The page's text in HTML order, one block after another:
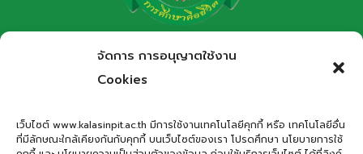
จัดการ การอนุญาตใช้งาน
Cookies
เว็บไซต์ www.kalasinpit.ac.th มีการใช้งานเทคโนโลยีคุกกี้ หรือ เทคโนโลยีอื่น
ที่มีลักษณะใกล้เคียงกันกับคุกกี้ บนเว็บไซต์ของเรา โปรดศึกษา นโยบายการใช้
โรงเรียนกาฬสินธุ์พิทยาสรรพ์
สำนักงานเขตพื้นที่การศึกษามัธยมศึกษากาฬสินธุ์
ที่อยู่: เลขที่ 66 ถนนอรรถเปศล ตำบลกาฬสินธุ์ อำเภอเมือง